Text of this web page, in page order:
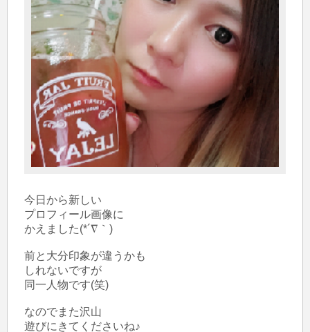
今日から新しい
プロフィール画像に
かえました(*´∇｀)
前と大分印象が違うかも
しれないですが
同一人物です(笑)
なのでまた沢山
遊びにきてくださいね♪